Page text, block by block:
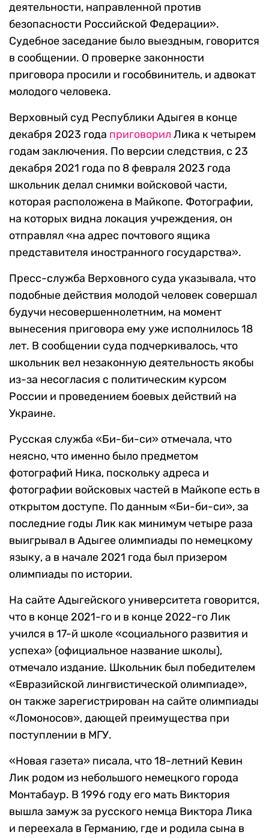
деятельности, направленной против
безопасности Российской Федерации».
Судебное заседание было выездным, говорится
в сообщении. О проверке законности
приговора просили и гособвинитель, и адвокат
молодого человека.
Верховный суд Республики Адыгея в конце
декабря 2023 года приговорил Лика к четырем
годам заключения. По версии следствия, с 23
декабря 2021 года по 8 февраля 2023 года
школьник делал снимки войсковой части,
которая расположена в Майкопе. Фотографии,
на которых видна локация учреждения, он
отправлял «на адрес почтового ящика
представителя иностранного государства».
Пресс-служба Верховного суда указывала, что
подобные действия молодой человек совершал
будучи несовершеннолетним, на момент
вынесения приговора ему уже исполнилось 18
лет. В сообщении суда подчеркивалось, что
школьник вел незаконную деятельность якобы
из-за несогласия с политическим курсом
России и проведением боевых действий на
Украине.
Русская служба «Би-би-си» отмечала, что
неясно, что именно было предметом
фотографий Ника, поскольку адреса и
фотографии войсковых частей в Майкопе есть в
открытом доступе. По данным «Би-би-си», за
последние годы Лик как минимум четыре раза
выигрывал в Адыгее олимпиады по немецкому
языку, а в начале 2021 года был призером
олимпиады по истории.
На сайте Адыгейского университета говорится,
что в конце 2021-го и в конце 2022-го Лик
учился в 17-й школе «социального развития и
успеха» (официальное название школы),
отмечало издание. Школьник был победителем
«Евразийской лингвистической олимпиаде»,
он также зарегистрирован на сайте олимпиады
«Ломоносов», дающей преимущества при
поступлении в МГУ.
«Новая газета» писала, что 18-летний Кевин
Лик родом из небольшого немецкого города
Монтабаур. В 1996 году его мать Виктория
вышла замуж за русского немца Виктора Лика
и переехала в Германию, где и родила сына в